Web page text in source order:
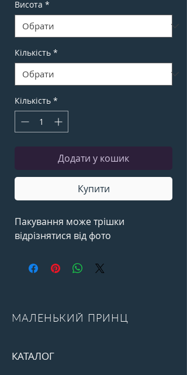
Висота *
Кількість *
Кількість *
Додати у кошик
Купити
Пакування може трішки
відрізнятися від фото
МАЛЕНЬКИЙ ПРИНЦ
КАТАЛОГ